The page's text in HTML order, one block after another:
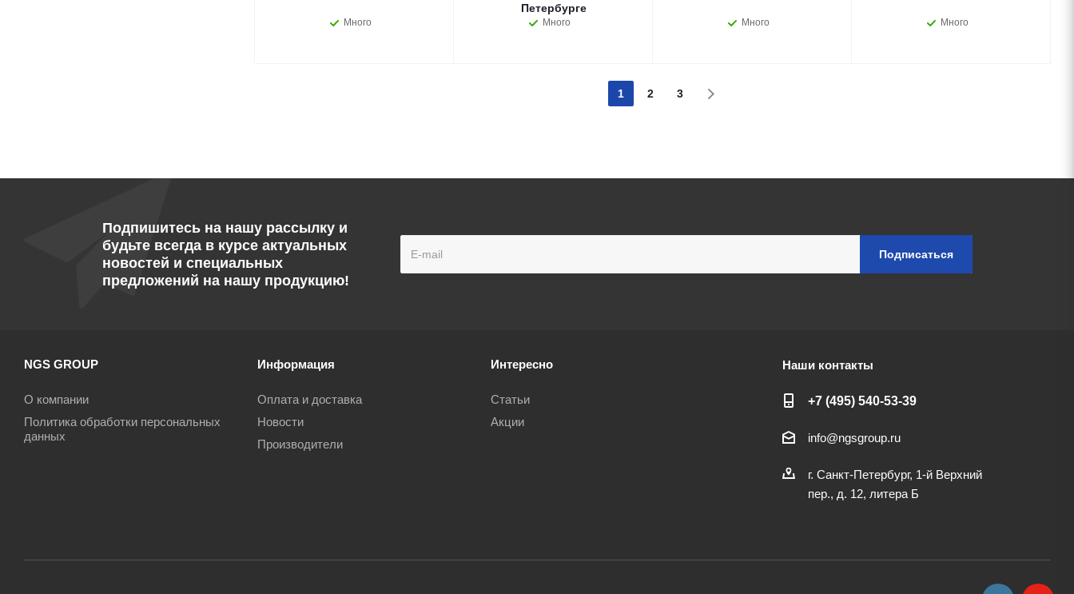
Много
Петербурге
Много Много Много
1 2 3
Подпишитесь на нашу рассылку и
будьте всегда в курсе актуальных
новостей и специальных
предложений на нашу продукцию!
NGS GROUP
О компании
Политика обработки персональных
данных
Информация
Оплата и доставка
Новости
Производители
Интересно
Статьи
Акции
Наши контакты
+7 (495) 540-53-39
info@ngsgroup.ru
г. Санкт-Петербург, 1-й Верхний
пер., д. 12, литера Б